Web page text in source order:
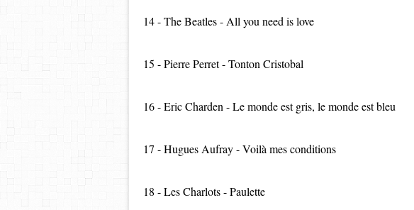
14 - The Beatles - All you need is love
15 - Pierre Perret - Tonton Cristobal
16 - Eric Charden - Le monde est gris, le monde est bleu
17 - Hugues Aufray - Voilà mes conditions
18 - Les Charlots - Paulette